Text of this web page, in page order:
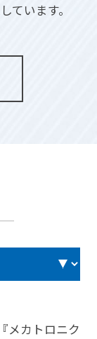
ています。
メカトロニク